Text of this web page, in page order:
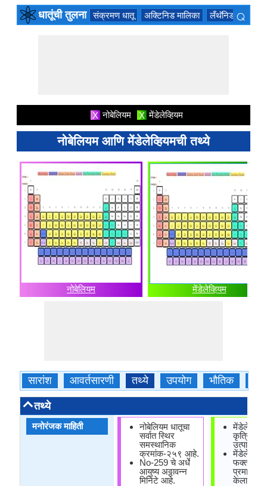
धातूंची तुलना संक्रमण धातू अक्टिनिड मालिका लँथॅनिड मालिका
⌕
X नोबेलियम X मेंडेलेव्हियम
नोबेलियम आणि मेंडेलेव्हियमची तथ्ये
नोबेलियम मेंडेलेव्हियम
सारांश आवर्तसारणी तथ्ये उपयोग भौतिक
तथ्ये
मनोरंजक माहिती
नोबेलियम धातूचा
सर्वात स्थिर
समस्थानिक
क्रमांक-२५९ आहे.
No-259 चे अर्धे
आयुष्य अठ्ठावन्न
मिनिटे आहे.
उत्पादित
फक्त
प्रमाणात
केला गेला